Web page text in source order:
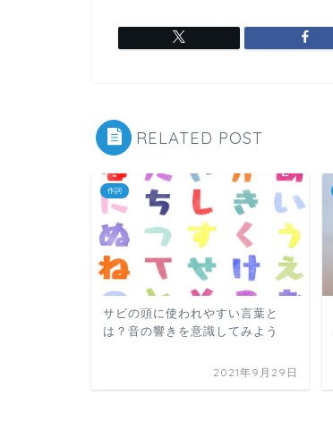
RELATED POST
作詞
サビの頭に使われやすい言葉と
は？音の響きを意識してみよう
2021年9月29日